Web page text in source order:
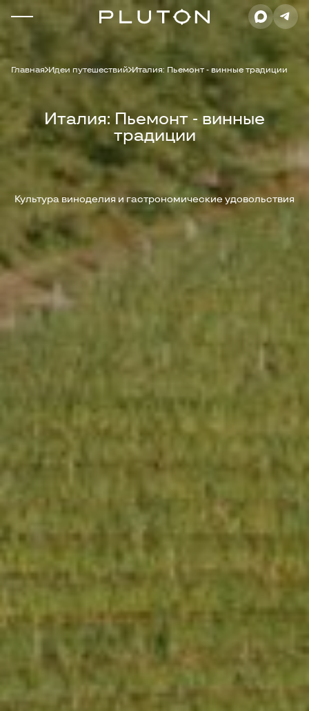
Главная Идеи путешествий Италия: Пьемонт - винные традиции
Италия: Пьемонт - винные
традиции
Культура виноделия и гастрономические удовольствия